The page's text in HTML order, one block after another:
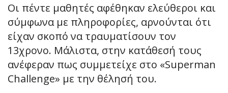
Οι πέντε μαθητές αφέθηκαν ελεύθεροι και
σύμφωνα με πληροφορίες, αρνούνται ότι
είχαν σκοπό να τραυματίσουν τον
13χρονο. Μάλιστα, στην κατάθεσή τους
ανέφεραν πως συμμετείχε στο «Superman
Challenge» με την θέλησή του.